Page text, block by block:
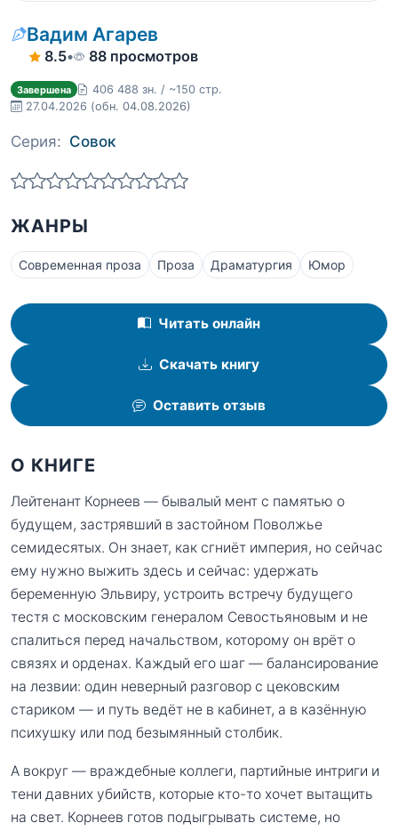
Вадим Агарев
8.5• 88 просмотров
Завершена
406 488 зн. / ~150 стр.
27.04.2026 (обн. 04.08.2026)
Серия: Совок
ЖАНРЫ
Современная проза Проза Драматургия Юмор
Читать онлайн
Скачать книгу
Оставить отзыв
О КНИГЕ
Лейтенант Корнеев — бывалый мент с памятью о
будущем, застрявший в застойном Поволжье
семидесятых. Он знает, как сгниёт империя, но сейчас
ему нужно выжить здесь и сейчас: удержать
беременную Эльвиру, устроить встречу будущего
тестя с московским генералом Севостьяновым и не
спалиться перед начальством, которому он врёт о
связях и орденах. Каждый его шаг — балансирование
на лезвии: один неверный разговор с цековским
стариком — и путь ведёт не в кабинет, а в казённую
психушку или под безымянный столбик.
А вокруг — враждебные коллеги, партийные интриги и
тени давних убийств, которые кто-то хочет вытащить
на свет. Корнеев готов подыгрывать системе, но